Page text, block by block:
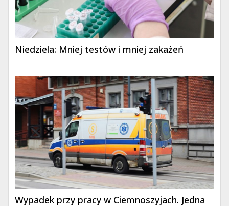
Niedziela: Mniej testów i mniej zakażeń
Wypadek przy pracy w Ciemnoszyjach. Jedna